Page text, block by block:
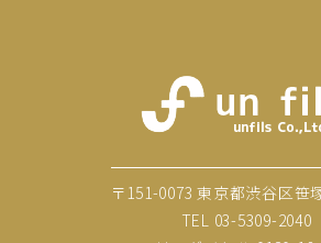
〒151-0073 東京都渋谷区笹
TEL 03-5309-2040